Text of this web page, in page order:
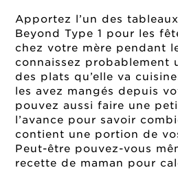
Apportez l’un des
Beyond Type 1 pour les
chez votre mère pendant
connaissez probablement
des plats qu’elle va
les avez mangés depuis
pouvez aussi faire une
l’avance pour savoir
contient une portion de
Peut-être pouvez-vous
recette de maman pour